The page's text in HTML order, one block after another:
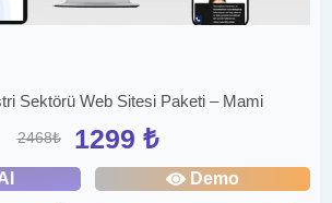
Sektörü Web Sitesi Paketi – Mami
2468₺ 1299 ₺
Demo